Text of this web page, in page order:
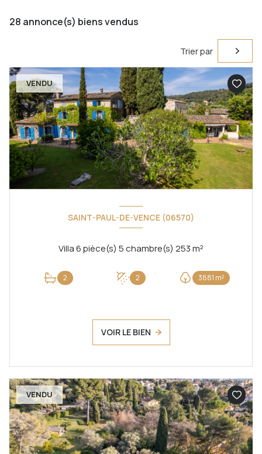
28 annonce(s) biens vendus
Trier par
VENDU
SAINT-PAUL-DE-VENCE (06570)
Villa 6 pièce(s) 5 chambre(s) 253 m²
2 2 3881 m²
VOIR LE BIEN
VENDU